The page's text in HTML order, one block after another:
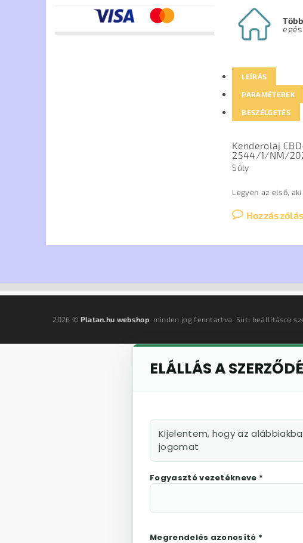
LEÍRÁS
PARAMÉTEREK
BESZÉLGETÉS
Kenderolaj
2544/1/NM/
Súly
Legyen az első,
2026 © Platan.hu webshop, minden jog fenntartva.Süti beállítások
ELÁLLÁS A
Kijelentem, hogy az
jogomat
Fogyasztó vezetékneve *
Megrendelés azonosító *